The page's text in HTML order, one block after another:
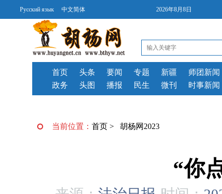
Русский язык 中文简体 2026年8月8日
首页 头条
要闻
政务
头图 播报
专题 新疆
师团新闻
民生
微刊 时事新闻
当前位置： 首页 > 胡杨网2023
“你